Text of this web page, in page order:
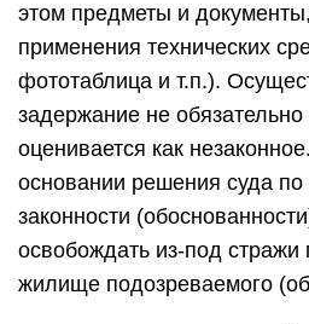
этом предметы и
применения технических
фототаблица и т.п.).
задержание не
оценивается как
основании решения суда
законности
освобождать из-под стражи
жилище подозреваемого